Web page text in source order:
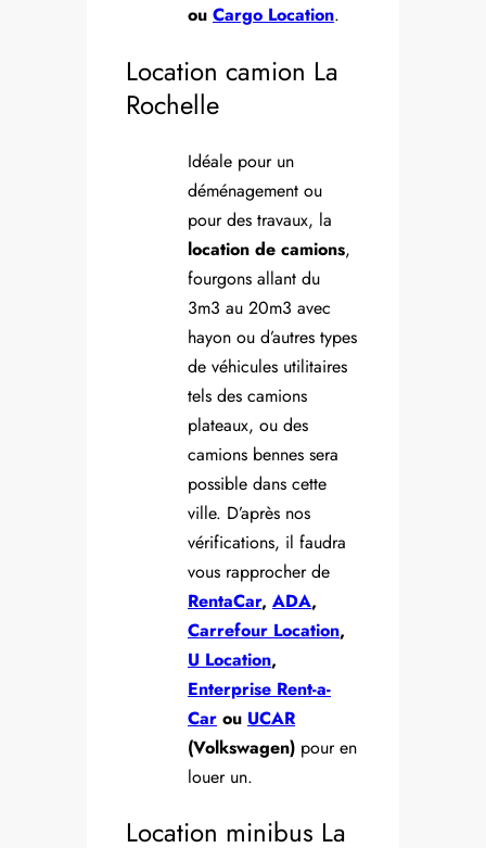
ou Cargo Location.
Location camion La
Rochelle
Idéale pour un
déménagement ou
pour des travaux, la
location de camions,
fourgons allant du
3m3 au 20m3 avec
hayon ou d’autres types
de véhicules utilitaires
tels des camions
plateaux, ou des
camions bennes sera
possible dans cette
ville. D’après nos
vérifications, il faudra
vous rapprocher de
RentaCar, ADA,
Carrefour Location,
U Location,
Enterprise Rent-a-
Car ou UCAR
(Volkswagen) pour en
louer un.
Location minibus La